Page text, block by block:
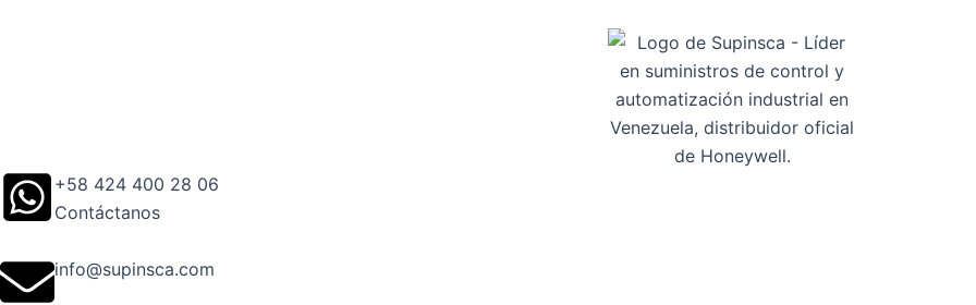
+58 424 400 28 06
Contáctanos
info@supinsca.com